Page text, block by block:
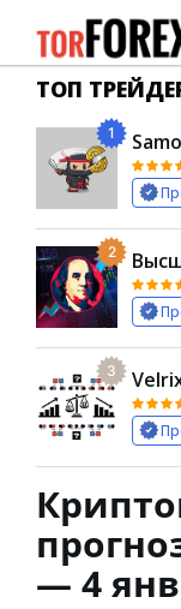
ТОП
1
2
3
— 4